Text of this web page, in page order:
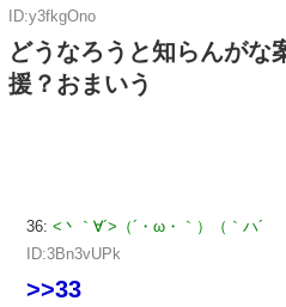
ID:y3fkgOno
どうなろうと知らんがな
援？おまいう
36: <丶｀∀´>（´・ω・｀）（｀ハ´
ID:3Bn3vUPk
>>33